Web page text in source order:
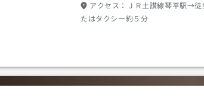
アクセス：
ＪＲ土讃線琴平駅→徒
たはタクシー約５分